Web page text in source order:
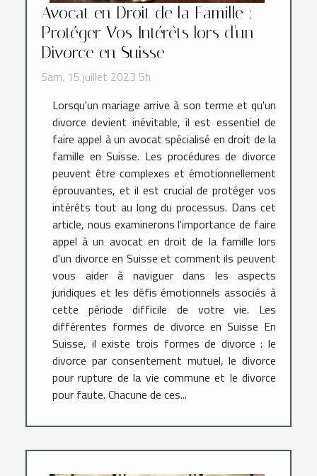
Avocat en Droit de la Famille :
Protéger Vos Intérêts lors d'un
Divorce en Suisse
Sam. 15 juillet 2023 5h
Lorsqu'un mariage arrive à son terme et qu'un
divorce devient inévitable, il est essentiel de
faire appel à un avocat spécialisé en droit de la
famille en Suisse. Les procédures de divorce
peuvent être complexes et émotionnellement
éprouvantes, et il est crucial de protéger vos
intérêts tout au long du processus. Dans cet
article, nous examinerons l'importance de faire
appel à un avocat en droit de la famille lors
d'un divorce en Suisse et comment ils peuvent
vous aider à naviguer dans les aspects
juridiques et les défis émotionnels associés à
cette période difficile de votre vie. Les
différentes formes de divorce en Suisse En
Suisse, il existe trois formes de divorce : le
divorce par consentement mutuel, le divorce
pour rupture de la vie commune et le divorce
pour faute. Chacune de ces...